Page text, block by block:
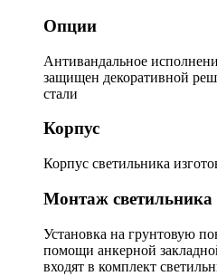
Опции
Антивандальное
защищен декоративной
стали
Корпус
Корпус светильника
Монтаж светильника
Установка на грунтовую
помощи анкерной
входят в комплект